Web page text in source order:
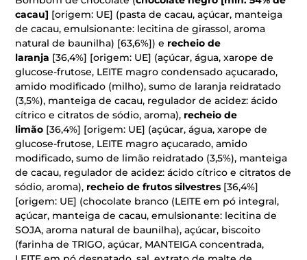
cacau] [origem: UE] (pasta de cacau, açúcar, manteiga
de cacau, emulsionante: lecitina de girassol, aroma
natural de baunilha) [63,6%]) e recheio de
laranja [36,4%] [origem: UE] (açúcar, água, xarope de
glucose-frutose, LEITE magro condensado açucarado,
amido modificado (milho), sumo de laranja reidratado
(3,5%), manteiga de cacau, regulador de acidez: ácido
cítrico e citratos de sódio, aroma), recheio de
limão [36,4%] [origem: UE] (açúcar, água, xarope de
glucose-frutose, LEITE magro açucarado, amido
modificado, sumo de limão reidratado (3,5%), manteiga
de cacau, regulador de acidez: ácido cítrico e citratos de
sódio, aroma), recheio de frutos silvestres [36,4%]
[origem: UE] (chocolate branco (LEITE em pó integral,
açúcar, manteiga de cacau, emulsionante: lecitina de
SOJA, aroma natural de baunilha), açúcar, biscoito
(farinha de TRIGO, açúcar, MANTEIGA concentrada,